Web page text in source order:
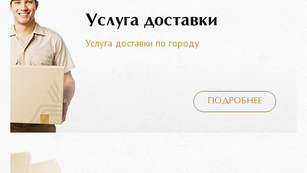
Услуга доставки
Услуга доставки по городу
ПОДРОБНЕЕ